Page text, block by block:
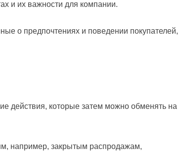
и их важности для компании.
о предпочтениях и поведении покупателей,
действия, которые затем можно обменять на
например, закрытым распродажам,